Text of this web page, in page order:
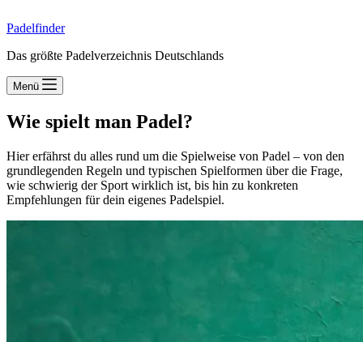
Padelfinder
Das größte Padelverzeichnis Deutschlands
Menü
Wie spielt man Padel?
Hier erfährst du alles rund um die Spielweise von Padel – von den
grundlegenden Regeln und typischen Spielformen über die Frage,
wie schwierig der Sport wirklich ist, bis hin zu konkreten
Empfehlungen für dein eigenes Padelspiel.